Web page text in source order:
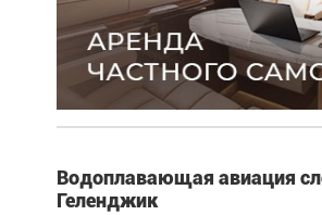
Водоплавающая авиация
Геленджик